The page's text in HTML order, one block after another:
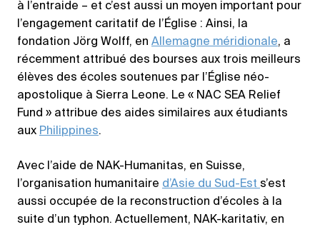
à l’entraide – et c’est aussi un moyen important pour
l’engagement caritatif de l’Église : Ainsi, la
fondation Jörg Wolff, en Allemagne méridionale, a
récemment attribué des bourses aux trois meilleurs
élèves des écoles soutenues par l’Église néo-
apostolique à Sierra Leone. Le « NAC SEA Relief
Fund » attribue des aides similaires aux étudiants
aux Philippines.
Avec l’aide de NAK-Humanitas, en Suisse,
l’organisation humanitaire d’Asie du Sud-Est s’est
aussi occupée de la reconstruction d’écoles à la
suite d’un typhon. Actuellement, NAK-karitativ, en